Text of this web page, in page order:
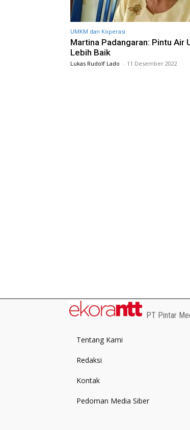
UMKM dan Koperasi
Martina Padangaran: Pintu Air
Lebih Baik
Lukas Rudolf Lado - 11 Desember 2022
PT Pintar
Tentang Kami
Redaksi
Kontak
Pedoman Media Siber